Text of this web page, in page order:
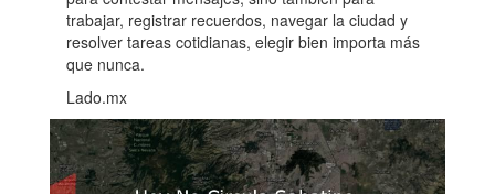
trabajar, registrar recuerdos, navegar la ciudad y
resolver tareas cotidianas, elegir bien importa más
que nunca.
Lado.mx